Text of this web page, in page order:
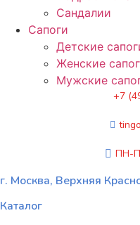
Сандалии
Сапоги
Детские
Женские
Мужские
Каталог
+7
ПН-
г. Москва, Верхняя